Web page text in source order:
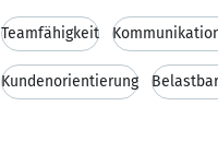
Teamfähigkeit
Kundenorientierung